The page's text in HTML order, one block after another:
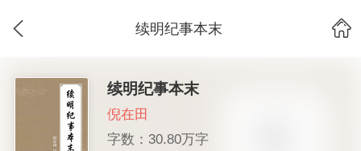
续明纪事本末
续明纪事本末
倪在田
字数：30.80万字